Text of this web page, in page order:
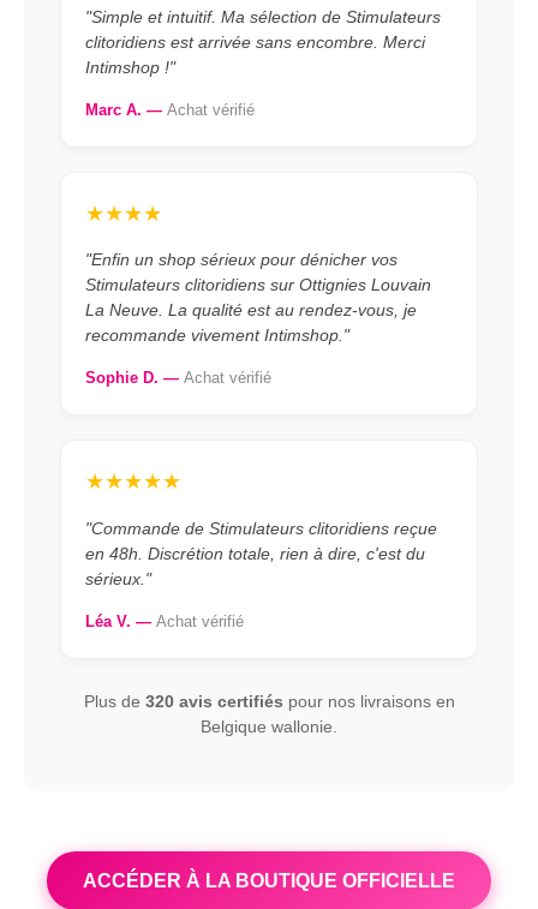
"Simple et intuitif. Ma sélection de Stimulateurs
clitoridiens est arrivée sans encombre. Merci
Intimshop !"
Marc A. — Achat vérifié
★★★★
"Enfin un shop sérieux pour dénicher vos
Stimulateurs clitoridiens sur Ottignies Louvain
La Neuve. La qualité est au rendez-vous, je
recommande vivement Intimshop."
Sophie D. — Achat vérifié
★★★★★
"Commande de Stimulateurs clitoridiens reçue
en 48h. Discrétion totale, rien à dire, c'est du
sérieux."
Léa V. — Achat vérifié
Plus de 320 avis certifiés pour nos livraisons en
Belgique wallonie.
ACCÉDER À LA BOUTIQUE OFFICIELLE